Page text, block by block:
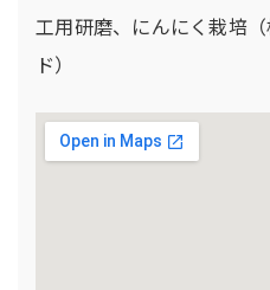
工用研磨、にんにく栽培
ド）